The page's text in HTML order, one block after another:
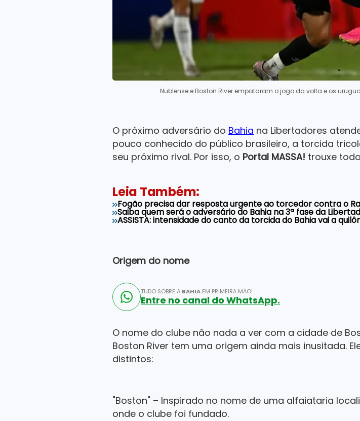
Nublense e Boston River empataram o jogo da volta e os
O próximo adversário do Bahia na Libertadores
pouco conhecido do público brasileiro, a torcida
seu próximo rival. Por isso, o Portal MASSA! trouxe
Leia Também:
Fogão precisa dar resposta urgente ao torcedor contra o
Saiba quem será o adversário do Bahia na 3ª fase da
ASSISTA: intensidade do canto da torcida do Bahia vai a
Origem do nome
TUDO SOBRE A BAHIA EM PRIMEIRA MÃO!
Entre no canal do WhatsApp.
O nome do clube não nada a ver com a cidade de
Boston River tem uma origem ainda mais inusitada.
distintos:
"Boston" – Inspirado no nome de uma alfaiataria
onde o clube foi fundado.